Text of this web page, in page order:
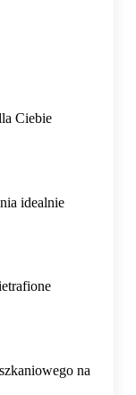
Ciebie
idealnie
na